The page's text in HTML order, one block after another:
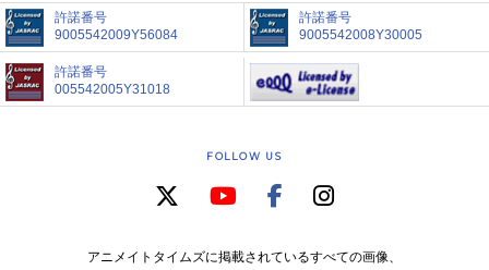
許諾番号
9005542009Y56084
許諾番号
9005542008Y30005
許諾番号
005542005Y31018
FOLLOW US
アニメイトタイムズに掲載されているすべての画像、